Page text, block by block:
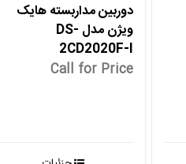
دوربین مداربسته هایک
ویژن مدل DS-
2CD2020F-I
Call for Price